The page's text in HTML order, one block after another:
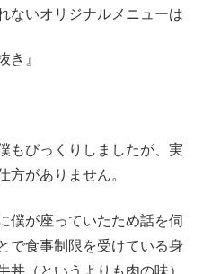
ないオリジナルメニューは
き』
もびっくりしましたが、実
方がありません。
僕が座っていたため話を伺
で食事制限を受けている身
丼（というよりも肉の味）